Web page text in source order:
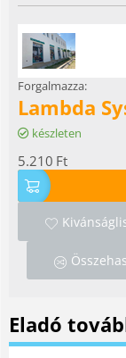
Forgalmazza:
Lambda
készleten
5.210 Ft
Eladó